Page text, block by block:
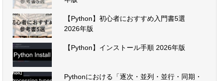
【Python】初心者におすすめ入門書5選
2026年版
【Python】インストール手順 2026年版
Pythonにおける「逐次・並列・並行・同期・